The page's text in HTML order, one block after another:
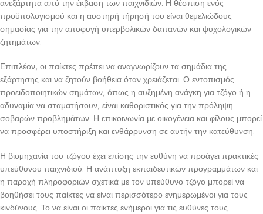
ανεξάρτητα από την έκβαση των παιχνιδιών. Η θέσπιση ενός
προϋπολογισμού και η αυστηρή τήρησή του είναι θεμελιώδους
σημασίας για την αποφυγή υπερβολικών δαπανών και ψυχολογικών
ζητημάτων.
Επιπλέον, οι παίκτες πρέπει να αναγνωρίζουν τα σημάδια της
εξάρτησης και να ζητούν βοήθεια όταν χρειάζεται. Ο εντοπισμός
προειδοποιητικών σημάτων, όπως η αυξημένη ανάγκη για τζόγο ή η
αδυναμία να σταματήσουν, είναι καθοριστικός για την πρόληψη
σοβαρών προβλημάτων. Η επικοινωνία με οικογένεια και φίλους μπορεί
να προσφέρει υποστήριξη και ενθάρρυνση σε αυτήν την κατεύθυνση.
Η βιομηχανία του τζόγου έχει επίσης την ευθύνη να προάγει πρακτικές
υπεύθυνου παιχνιδιού. Η ανάπτυξη εκπαιδευτικών προγραμμάτων και
η παροχή πληροφοριών σχετικά με τον υπεύθυνο τζόγο μπορεί να
βοηθήσει τους παίκτες να είναι περισσότερο ενημερωμένοι για τους
κινδύνους. Το να είναι οι παίκτες ενήμεροι για τις ευθύνες τους